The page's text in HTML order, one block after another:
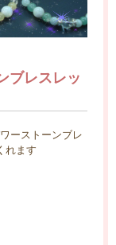
ブレスレッ
ーストーンブレ
れます